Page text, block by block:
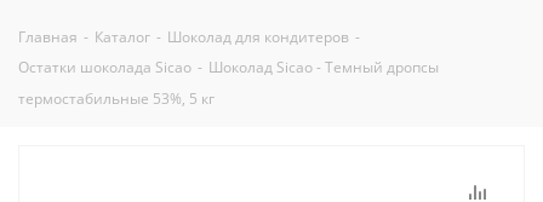
Главная - Каталог - Шоколад для кондитеров -
Остатки шоколада Sicao - Шоколад Sicao - Темный дропсы
термостабильные 53%, 5 кг